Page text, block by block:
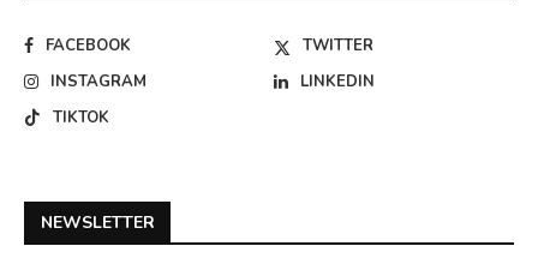
FACEBOOK
TWITTER
INSTAGRAM
LINKEDIN
TIKTOK
NEWSLETTER